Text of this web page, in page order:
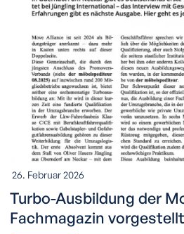
26. Februar 2026
Turbo-Ausbildung der
Fachmagazin vorgestellt